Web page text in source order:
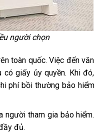
người chọn
toàn quốc. Việc đến văn
giấy ủy quyền. Khi đó,
phí bồi thường bảo hiểm
người tham gia bảo hiểm.
đủ.